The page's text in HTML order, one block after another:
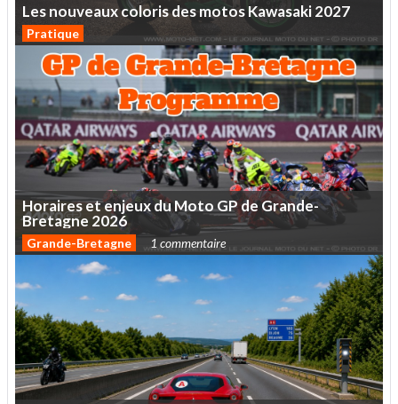
LesnouveauxcolorisdesmotosKawasaki2027
Pratique
HorairesetenjeuxduMotoGPdeGrande-
Bretagne 2026
Grande-Bretagne 1 commentaire